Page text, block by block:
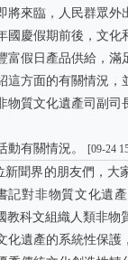
來臨，人民群眾外
慶假期前後，文化
假日產品供給，滿
方面的有關情況，
質文化遺產司副司
動有關情況。
[09-24
新聞界的朋友們，大
記對非物質文化遺
教科文組織人類非物
遺產的系統性保護